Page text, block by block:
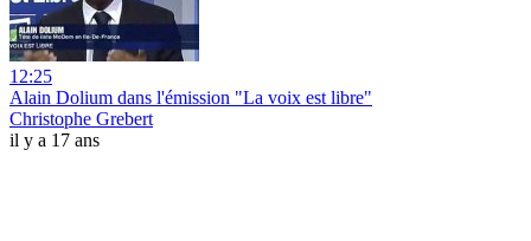
12:25
Alain Dolium dans l'émission "La voix est libre"
Christophe Grebert
il y a 17 ans